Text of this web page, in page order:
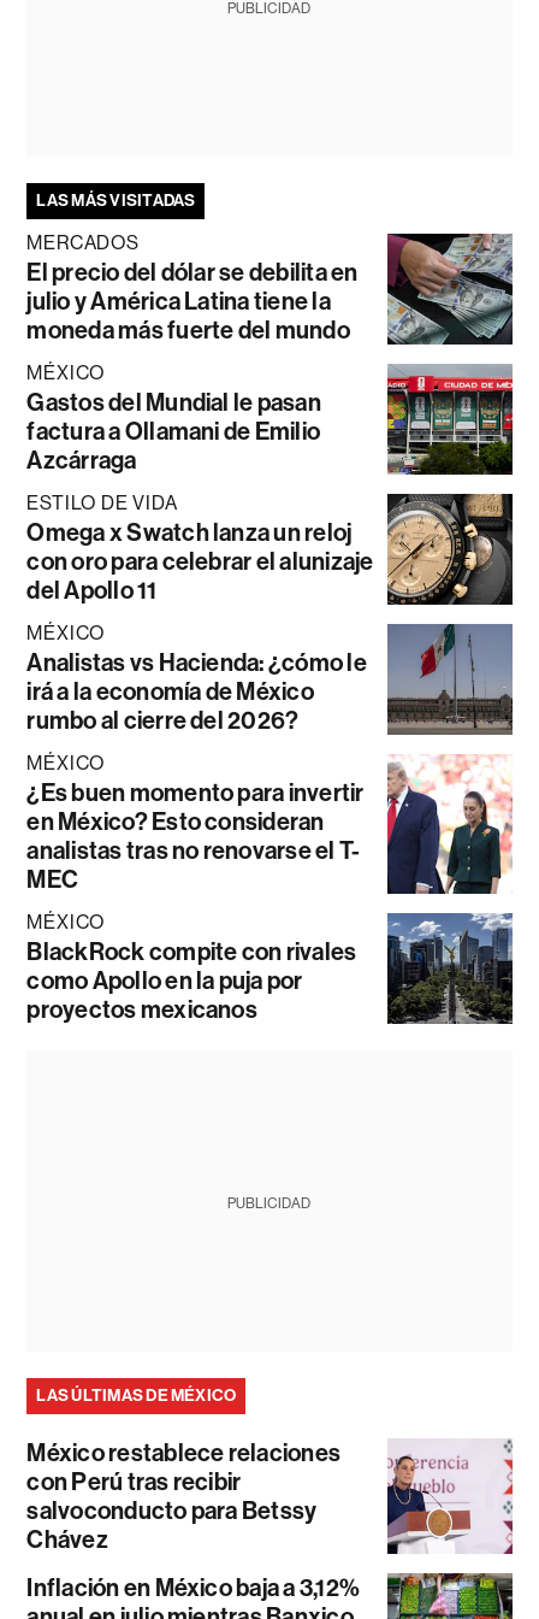
PUBLICIDAD
LAS MÁS VISITADAS
MERCADOS
El precio del dólar se debilita en
julio y América Latina tiene la
moneda más fuerte del mundo
MÉXICO
Gastos del Mundial le pasan
factura a Ollamani de Emilio
Azcárraga
ESTILO DE VIDA
Omega x Swatch lanza un reloj
con oro para celebrar el alunizaje
del Apollo 11
MÉXICO
Analistas vs Hacienda: ¿cómo le
irá a la economía de México
rumbo al cierre del 2026?
MÉXICO
¿Es buen momento para invertir
en México? Esto consideran
analistas tras no renovarse el T-
MEC
MÉXICO
BlackRock compite con rivales
como Apollo en la puja por
proyectos mexicanos
PUBLICIDAD
LAS ÚLTIMAS DE MÉXICO
México restablece relaciones
con Perú tras recibir
salvoconducto para Betssy
Chávez
Inflación en México baja a 3,12%